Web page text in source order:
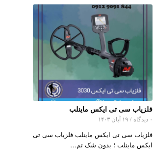
فلزیاب سی تی ایکس ماینلب
۰ دیدگاه / ۱۹ آبان ۱۴۰۳
فلزیاب سی تی ایکس ماینلب فلزیاب سی تی
ایکس ماینلب ؛ بدون شک تم…